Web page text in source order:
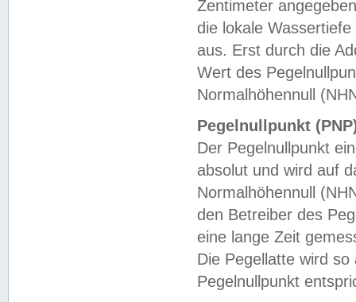
Zentimeter
die lokale
aus. Erst durch die
Wert des
Normalhöhennull
Pegelnullpunkt
Der Pegelnullpunkt
absolut und wird auf
Normalhöhennull
den Betreiber des
eine lange Zeit
Die Pegellatte wird
Pegelnullpunkt